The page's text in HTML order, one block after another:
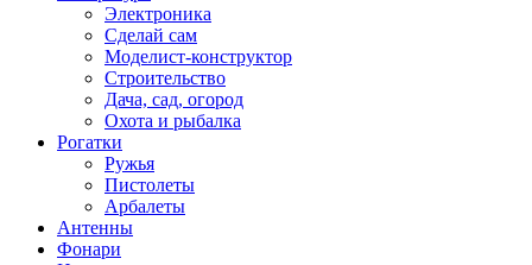
Электроника
Сделай сам
Моделист-конструктор
Строительство
Дача, сад, огород
Охота и рыбалка
Рогатки
Ружья
Пистолеты
Арбалеты
Антенны
Фонари